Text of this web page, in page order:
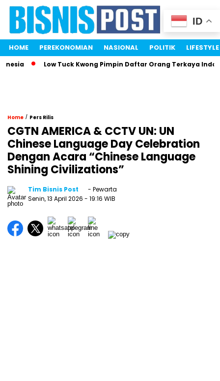
HOME PEREKONOMIAN NASIONAL POLITIK LIFESTYLE
Low Tuck Kwong Pimpin Daftar Orang Terkaya
Home / Pers Rilis
CGTN AMERICA & CCTV UN: UN
Chinese Language Day Celebration
Dengan Acara “Chinese Language
Shining Civilizations”
Tim Bisnis Post
- Pewarta
Senin, 13 April 2026 - 19:16 WIB
ID